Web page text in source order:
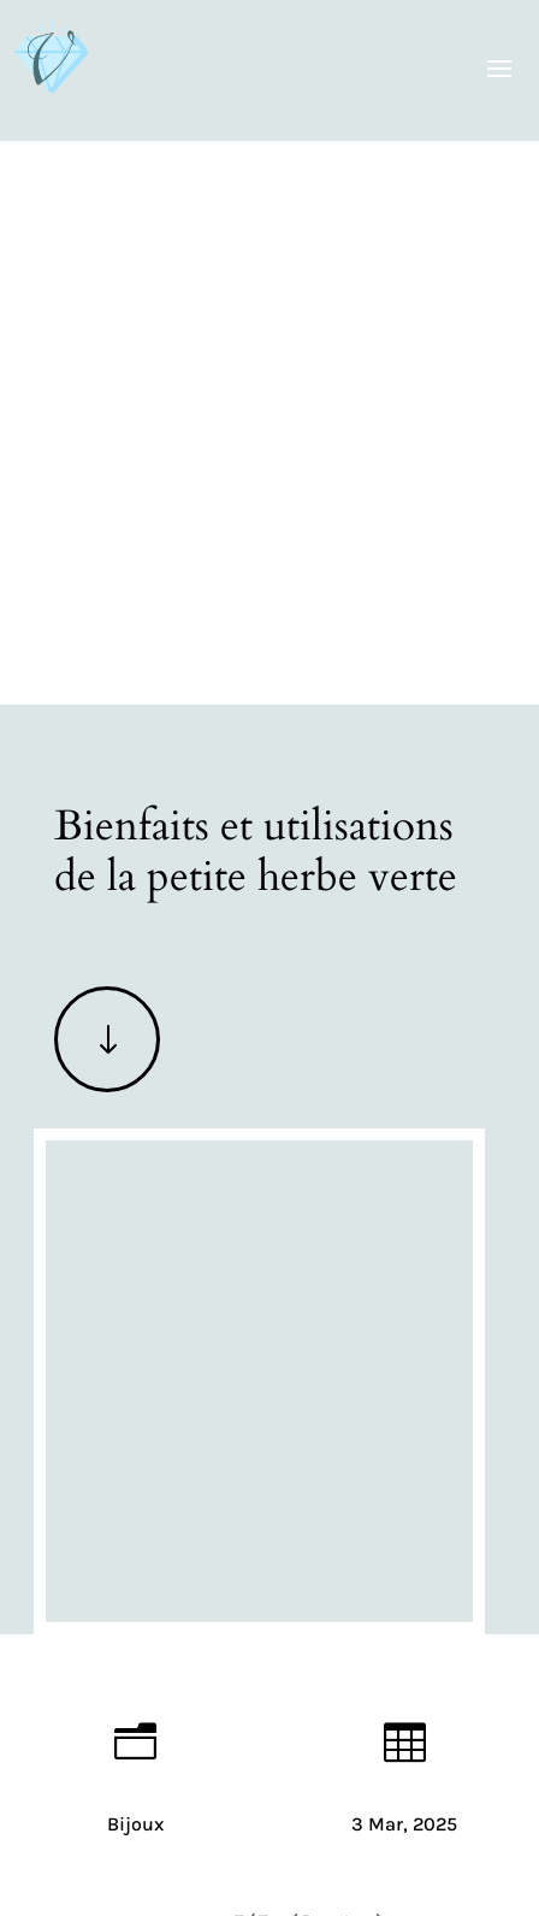
Bienfaits et utilisations
de la petite herbe verte
"
n
Bijoux

3 Mar, 2025